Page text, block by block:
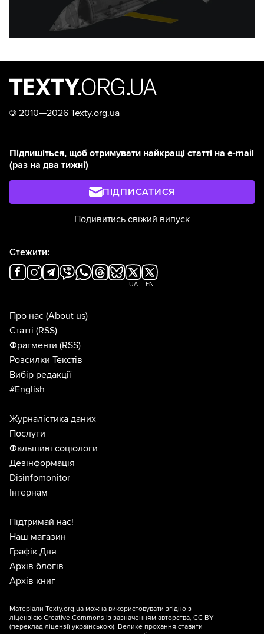
© 2010—2026 Texty.org.ua
Підпишіться, щоб отримувати найкращі статті на e-mail
(раз на два тижні)
ПІДПИСАТИСЯ
Подивитись свіжий випуск
Стежити:
UA EN
Про нас (About us)
Статті (RSS)
Фрагменти (RSS)
Розсилки Текстів
Вибір редакції
#English
Журналістика даних
Послуги
Фальшиві соціологи
Дезінформація
Disinfomonitor
Інтернам
Підтримай нас!
Наш магазин
Графік Дня
Архів блогів
Архів книг
Матеріали Texty.org.ua можна використовувати згідно з
ліцензією Creative Commons із зазначенням авторства, CC BY
(переклад ліцензії українською). Велике прохання ставити